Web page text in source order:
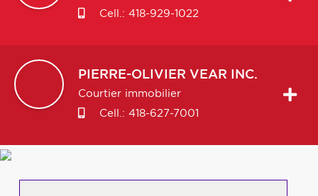
Cell.: 418-929-1022
PIERRE-OLIVIER VEAR INC.
Courtier immobilier
Cell.: 418-627-7001